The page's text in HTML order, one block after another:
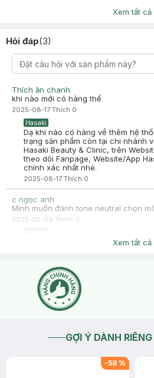
Xem tất cả
Hỏi đáp(3)
Thích ăn chanh
khi nào mới có hàng thế
2025-08-17 Thích 0
Hasaki
Dạ khi nào có hàng về thêm hệ
trạng sản phẩm còn tại chi nhánh
Hasaki Beauty & Clinic, trên
theo dõi Fanpage, Website/App
chính xác nhất nhé.
2025-08-17 Thích 0
c ngọc anh
Mình muốn đánh tone neutral chọn
2025-05-09 Thích 0
Hasaki xin chào, để tiện hỗ trợ
Xem tất cả
GỢI Ý DÀNH
-58 %